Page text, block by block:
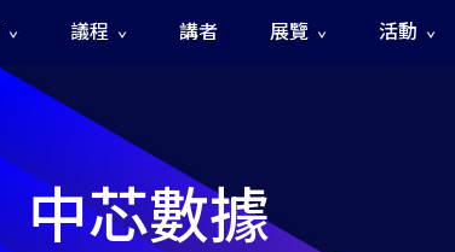
議程 講者 展覽 活動
中芯數據